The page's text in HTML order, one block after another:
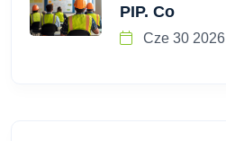
PIP. Co
Cze 30 2026